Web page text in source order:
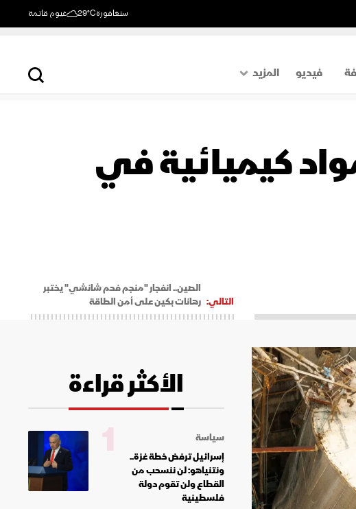
سنغافورة29°C غيوم قاتمة
فيديو
المزيد
اقتصاد
رياضة
كيميائية في
التالي:
الصين.. انفجار "منجم فحم شانشي" يختبر
رهانات بكين على أمن الطاقة
الأكثر قراءة
سياسة
إسرائيل ترفض خطة غزة..
ونتنياهو: لن ننسحب من
القطاع ولن تقوم دولة
فلسطينية
1